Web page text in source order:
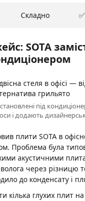
Складно
SOTA
під
і додають
плити SOTA в
Проблема була
акустичними
через різницю
до конденсату і
кілька глухих плит на